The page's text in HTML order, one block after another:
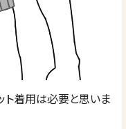
ト着用は必要と思いま